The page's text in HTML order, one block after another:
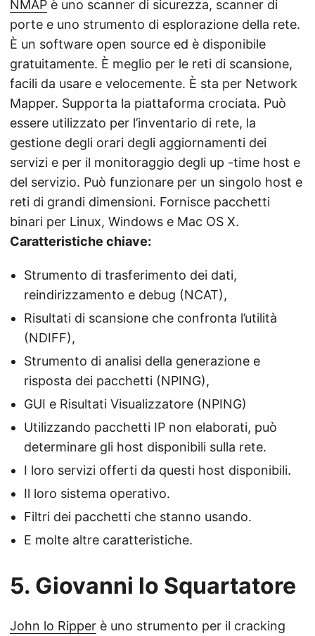
NMAP è uno scanner di sicurezza, scanner di
porte e uno strumento di esplorazione della rete.
È un software open source ed è disponibile
gratuitamente. È meglio per le reti di scansione,
facili da usare e velocemente. È sta per Network
Mapper. Supporta la piattaforma crociata. Può
essere utilizzato per l’inventario di rete, la
gestione degli orari degli aggiornamenti dei
servizi e per il monitoraggio degli up -time host e
del servizio. Può funzionare per un singolo host e
reti di grandi dimensioni. Fornisce pacchetti
binari per Linux, Windows e Mac OS X.
Caratteristiche chiave:
Strumento di trasferimento dei dati,
reindirizzamento e debug (NCAT),
Risultati di scansione che confronta l’utilità
(NDIFF),
Strumento di analisi della generazione e
risposta dei pacchetti (NPING),
GUI e Risultati Visualizzatore (NPING)
Utilizzando pacchetti IP non elaborati, può
determinare gli host disponibili sulla rete.
I loro servizi offerti da questi host disponibili.
Il loro sistema operativo.
Filtri dei pacchetti che stanno usando.
E molte altre caratteristiche.
5. Giovanni lo Squartatore
John lo Ripper è uno strumento per il cracking